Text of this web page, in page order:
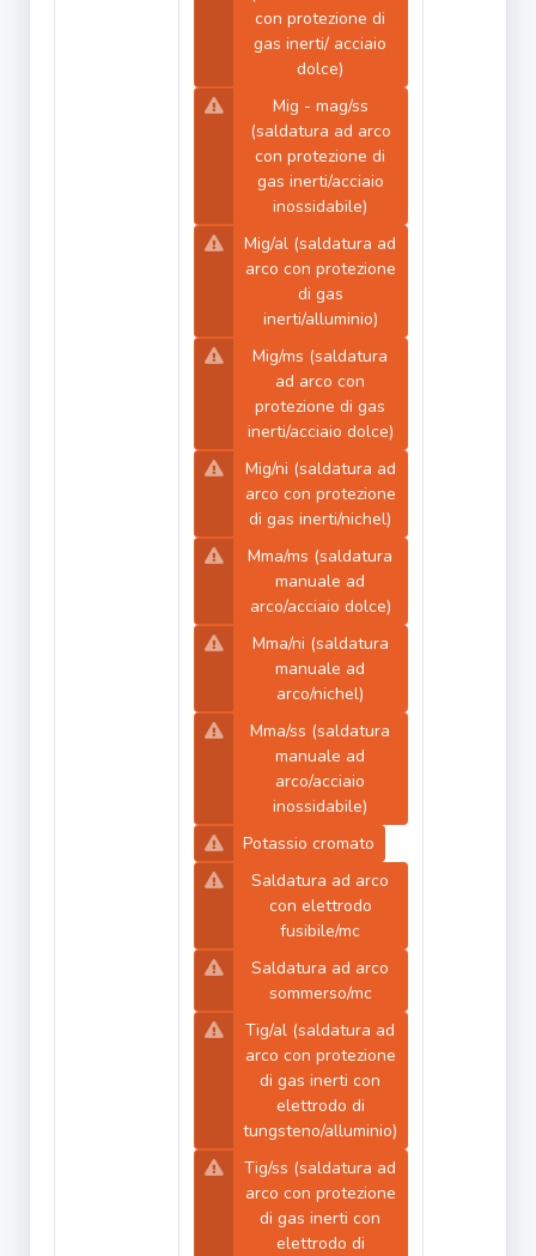
con protezione di
gas inerti/ acciaio
dolce)
Mig - mag/ss
(saldatura ad arco
con protezione di
gas inerti/acciaio
inossidabile)
Mig/al (saldatura ad
arco con protezione
di gas
inerti/alluminio)
Mig/ms (saldatura
ad arco con
protezione di gas
inerti/acciaio dolce)
Mig/ni (saldatura ad
arco con protezione
di gas inerti/nichel)
Mma/ms (saldatura
manuale ad
arco/acciaio dolce)
Mma/ni (saldatura
manuale ad
arco/nichel)
Mma/ss (saldatura
manuale ad
arco/acciaio
inossidabile)
Potassio cromato
Saldatura ad arco
con elettrodo
fusibile/mc
Saldatura ad arco
sommerso/mc
Tig/al (saldatura ad
arco con protezione
di gas inerti con
elettrodo di
tungsteno/alluminio)
Tig/ss (saldatura ad
arco con protezione
di gas inerti con
elettrodo di